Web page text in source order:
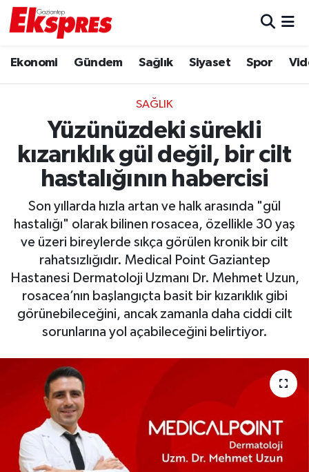
Ekonomi Gündem Sağlık Siyaset Spor
SAĞLIK
Yüzünüzdeki sürekli
kızarıklık gül değil, bir cilt
hastalığının habercisi
Son yıllarda hızla artan ve halk arasında "gül
hastalığı" olarak bilinen rosacea, özellikle 30 yaş
ve üzeri bireylerde sıkça görülen kronik bir cilt
rahatsızlığıdır. Medical Point Gaziantep
Hastanesi Dermatoloji Uzmanı Dr. Mehmet Uzun,
rosacea’nın başlangıçta basit bir kızarıklık gibi
görünebileceğini, ancak zamanla daha ciddi cilt
sorunlarına yol açabileceğini belirtiyor.
Ekonomi
Gaziantep son dakika
Genel
Haberler
Kültür Sanat
Magazin
Müzik
Piyasa
Resmi İlanlar
Sağlık
Trafik Durumu
Puan Durumu ve Fikstür
Tüm Manşetler
Son Dakika Haberleri
Haber Arşivi